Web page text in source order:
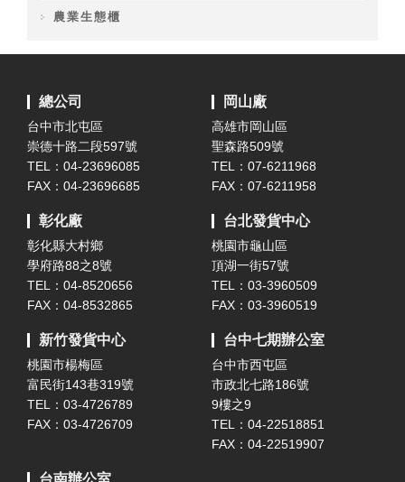
農業生態櫃
總公司
台中市北屯區
崇德十路二段597號
TEL：04-23696085
FAX：04-23696685
岡山廠
高雄市岡山區
聖森路509號
TEL：07-6211968
FAX：07-6211958
彰化廠
彰化縣大村鄉
學府路88之8號
TEL：04-8520656
FAX：04-8532865
台北發貨中心
桃園市龜山區
頂湖一街57號
TEL：03-3960509
FAX：03-3960519
新竹發貨中心
桃園市楊梅區
富民街143巷319號
TEL：03-4726789
FAX：03-4726709
台中七期辦公室
台中市西屯區
市政北七路186號
9樓之9
TEL：04-22518851
FAX：04-22519907
台南辦公室